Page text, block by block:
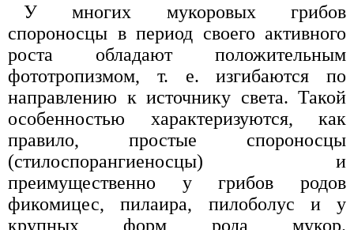
У многих мукоровых грибов
спороносцы в период своего активного
роста обладают положительным
фототропизмом, т. е. изгибаются по
направлению к источнику света. Такой
особенностью характеризуются, как
правило, простые спороносцы
(стилоспорангиеносцы) и
преимущественно у грибов родов
фикомицес, пилаира, пилоболус и у
крупных форм рода мукор.